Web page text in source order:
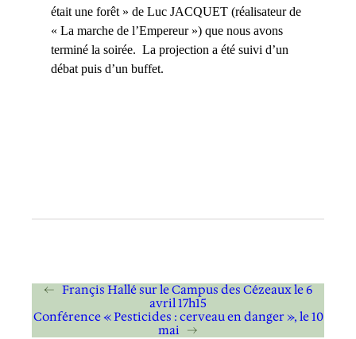
était une forêt » de Luc JACQUET (réalisateur de
« La marche de l’Empereur ») que nous avons
terminé la soirée. La projection a été suivi d’un
débat puis d’un buffet.
← Françis Hallé sur le Campus des Cézeaux le 6
avril 17h15
Conférence « Pesticides : cerveau en danger », le 10
mai →